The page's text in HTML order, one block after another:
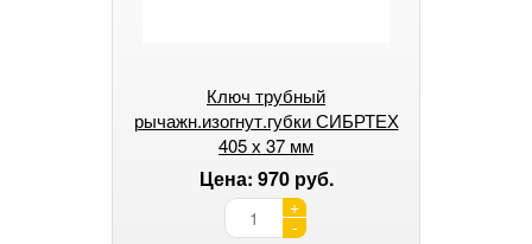
Ключ трубный
рычажн.изогнут.губки СИБРТЕХ
405 х 37 мм
Цена: 970 руб.
+
-